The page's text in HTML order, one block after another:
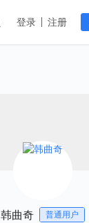
登录 注册
韩曲奇 普通用户